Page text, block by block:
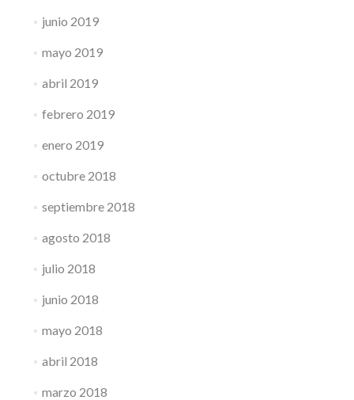
junio 2019
mayo 2019
abril 2019
febrero 2019
enero 2019
octubre 2018
septiembre 2018
agosto 2018
julio 2018
junio 2018
mayo 2018
abril 2018
marzo 2018